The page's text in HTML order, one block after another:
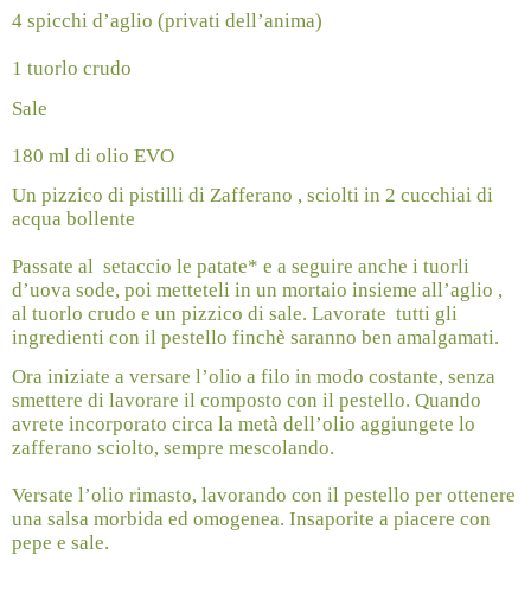
4 spicchi d’aglio (privati dell’anima)
1 tuorlo crudo
Sale
180 ml di olio EVO
Un pizzico di pistilli di Zafferano , sciolti in 2 cucchiai di
acqua bollente
Passate al setaccio le patate* e a seguire anche i tuorli
d’uova sode, poi metteteli in un mortaio insieme all’aglio ,
al tuorlo crudo e un pizzico di sale. Lavorate tutti gli
ingredienti con il pestello finchè saranno ben amalgamati.
Ora iniziate a versare l’olio a filo in modo costante, senza
smettere di lavorare il composto con il pestello. Quando
avrete incorporato circa la metà dell’olio aggiungete lo
zafferano sciolto, sempre mescolando.
Versate l’olio rimasto, lavorando con il pestello per ottenere
una salsa morbida ed omogenea. Insaporite a piacere con
pepe e sale.